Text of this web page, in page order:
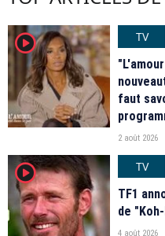
player2
TV
faut
2 août 2026
player2
TV
TF1
de
4 août 2026